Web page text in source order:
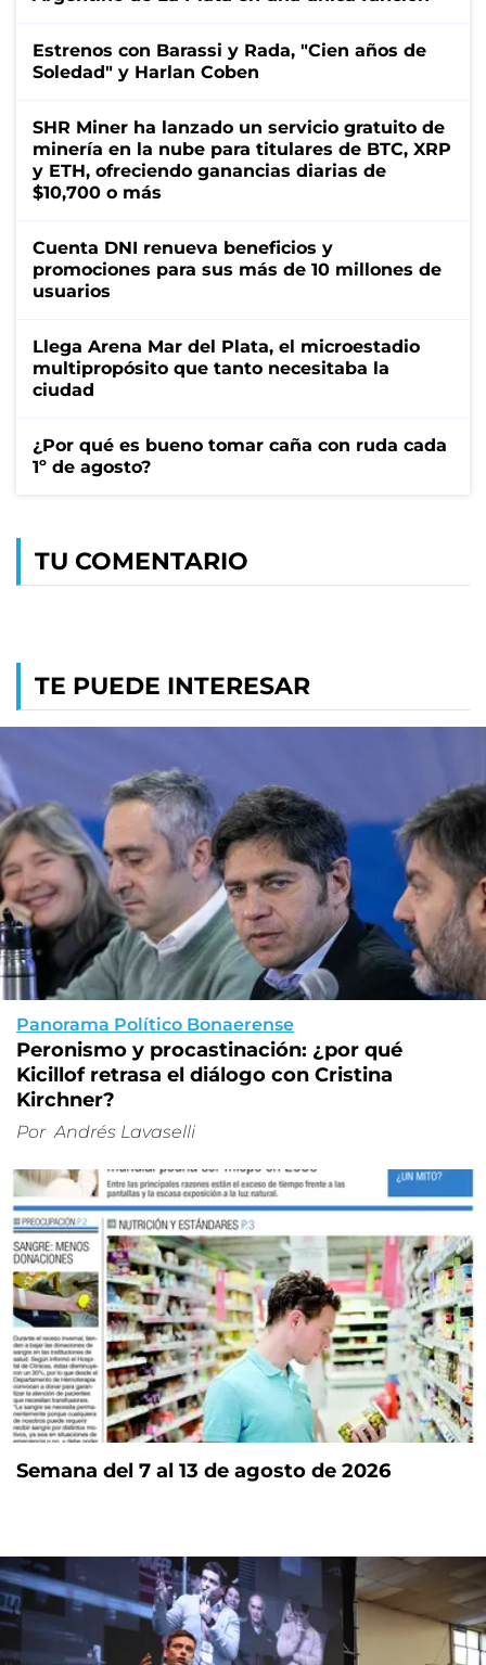
Estrenos con Barassi y Rada, "Cien años de
Soledad" y Harlan Coben
SHR Miner ha lanzado un servicio gratuito de
minería en la nube para titulares de BTC, XRP
y ETH, ofreciendo ganancias diarias de
$10,700 o más
Cuenta DNI renueva beneficios y
promociones para sus más de 10 millones de
usuarios
Llega Arena Mar del Plata, el microestadio
multipropósito que tanto necesitaba la
ciudad
¿Por qué es bueno tomar caña con ruda cada
1º de agosto?
TU COMENTARIO
TE PUEDE INTERESAR
Panorama Político Bonaerense
Peronismo y procastinación: ¿por qué
Kicillof retrasa el diálogo con Cristina
Kirchner?
Por Andrés Lavaselli
Semana del 7 al 13 de agosto de 2026